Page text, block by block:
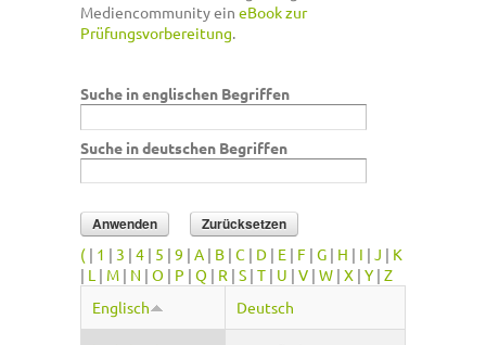
Mediencommunity ein eBook zur
Prüfungsvorbereitung.
Suche in englischen Begriffen
Suche in deutschen Begriffen
( | 1 | 3 | 4 | 5 | 9 | A | B | C | D | E | F | G | H | I | J | K
| L | M | N | O | P | Q | R | S | T | U | V | W | X | Y | Z
Englisch
Deutsch